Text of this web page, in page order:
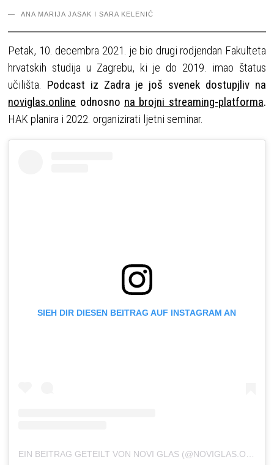
ANA MARIJA JASAK I SARA KELENIĆ
Petak, 10. decembra 2021. je bio drugi rodjendan Fakulteta
hrvatskih studija u Zagrebu, ki je do 2019. imao štatus
učilišta. Podcast iz Zadra je još svenek dostupjliv na
noviglas.online odnosno na brojni streaming-platforma.
HAK planira i 2022. organizirati ljetni seminar.
SIEH DIR DIESEN BEITRAG AUF INSTAGRAM AN
EIN BEITRAG GETEILT VON NOVI GLAS (@NOVIGLAS.ONLINE)